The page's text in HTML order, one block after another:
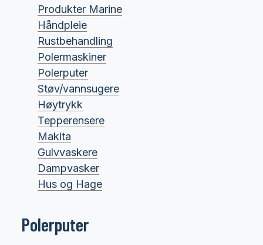
Produkter Marine
Håndpleie
Rustbehandling
Polermaskiner
Polerputer
Støv/vannsugere
Høytrykk
Tepperensere
Makita
Gulvvaskere
Dampvasker
Hus og Hage
Polerputer